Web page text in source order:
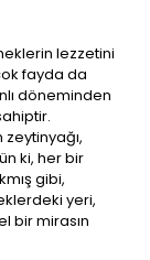
lezzetini
fayda da
döneminden
zeytinyağı,
ki, her bir
gibi,
yeri,
bir mirasın